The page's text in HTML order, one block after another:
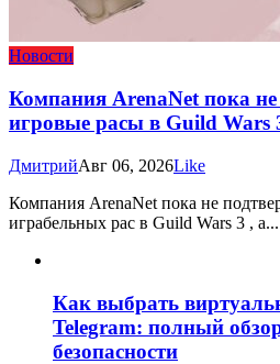
Новости
Компания ArenaNet пока
игровые расы в Guild Wars
ДмитрийАвг 06, 2026Like
Компания ArenaNet пока не
играбельных рас в Guild Wars 3 , а...
Как выбрать
Telegram: полный
безопасности